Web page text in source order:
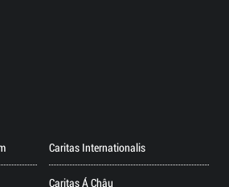
Caritas Internationalis
Caritas Á Châu